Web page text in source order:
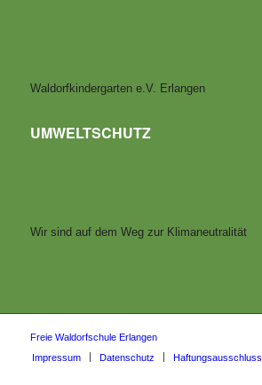
Waldorfkindergarten e.V. Erlangen
UMWELTSCHUTZ
Wir sind auf dem Weg zur Klimaneutralität
Freie Waldorfschule Erlangen
Impressum
Datenschutz Haftungsausschluss